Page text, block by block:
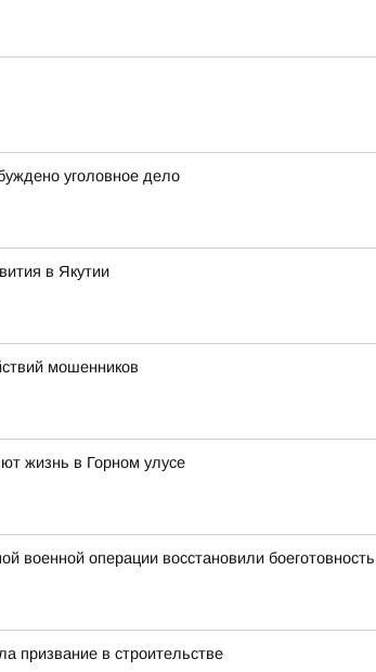
уголовное дело
в Якутии
мошенников
жизнь в Горном улусе
военной операции восстановили
призвание в строительстве